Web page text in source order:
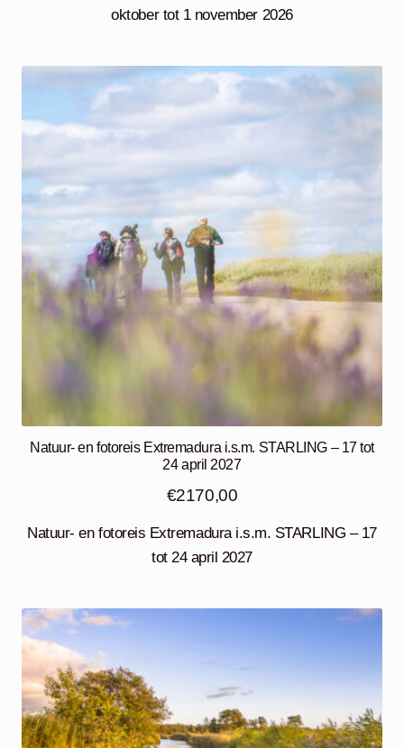
oktober tot 1 november 2026
Natuur- en fotoreis Extremadura i.s.m. STARLING – 17 tot
24 april 2027
€2170,00
Natuur- en fotoreis Extremadura i.s.m. STARLING – 17
tot 24 april 2027